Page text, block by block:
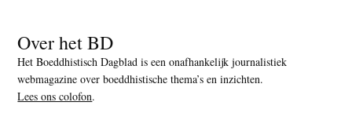
Over het BD
Het Boeddhistisch Dagblad is een onafhankelijk journalistiek
webmagazine over boeddhistische thema’s en inzichten.
Lees ons colofon.